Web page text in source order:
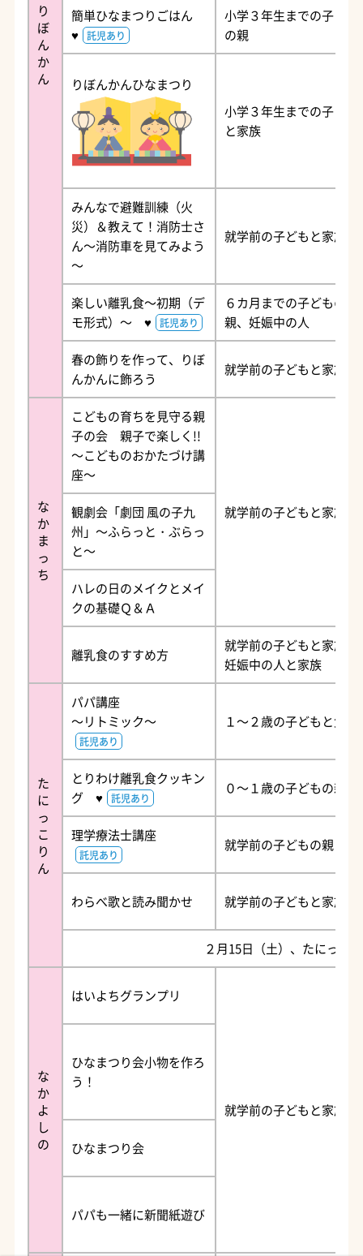
り
ぼ
ん
か
ん
簡単ひなまつりごはん
♥
託児あり
小学３年生までの子ども
の親
りぼんかんひなまつり
小学３年生までの子ども
と家族
みんなで避難訓練（火
災）＆教えて！消防士さ
ん～消防車を見てみよう
～
就学前の子どもと家族
楽しい離乳食～初期（デ
モ形式）～ ♥
託児あり
６カ月までの子どもの
親、妊娠中の人
春の飾りを作って、りぼ
んかんに飾ろう
就学前の子どもと家族
な
か
ま
っ
ち
こどもの育ちを見守る親
子の会 親子で楽しく!!
～こどものおかたづけ講
座～
就学前の子どもと家族
観劇会「劇団 風の子九
州」～ふらっと・ぶらっ
と～
ハレの日のメイクとメイ
クの基礎Ｑ＆Ａ
離乳食のすすめ方
就学前の子どもと家族、
妊娠中の人と家族
た
に
っ
こ
り
ん
パパ講座
～リトミック～
託児あり
１～２歳の子どもと父親
とりわけ離乳食クッキン
グ ♥
託児あり
０～１歳の子どもの親
理学療法士講座
託児あり
就学前の子どもの親
わらべ歌と読み聞かせ 就学前の子どもと家族
２月15日（土）、たにっこ
な
か
よ
し
の
はいよちグランプリ
就学前の子どもと家族
ひなまつり会小物を作ろ
う！
ひなまつり会
パパも一緒に新聞紙遊び